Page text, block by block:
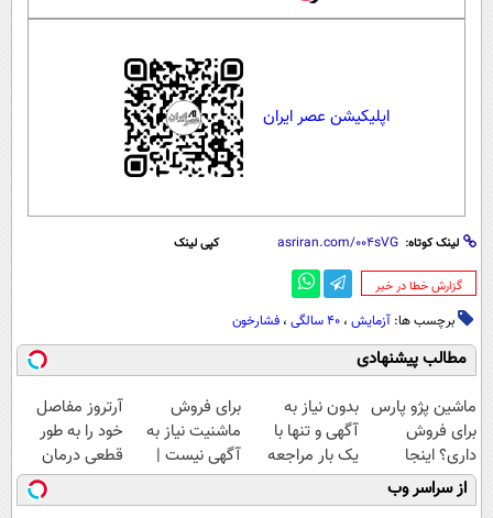
اپلیکیشن عصر ایران
لینک کوتاه: کپی لینک
‌گزارش خطا در خبر
برچسب ها: آزمایش ، 40 سالگی ، فشارخون
مطالب پیشنهادی
ماشین پژو پارس
برای فروش
داری؟ اینجا
سریع بفروشش
بدون نیاز به
آگهی و تنها با
یک بار مراجعه
فروخته شد
برای فروش
ماشنیت نیاز به
آگهی نیست |
اینجا راحت
بفروشش
آرتروز مفاصل
خود را به طور
قطعی درمان
کنید!
◗پرسش‌نامه◖
از سراسر وب